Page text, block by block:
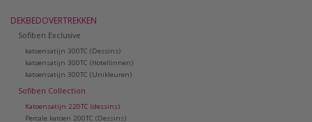
DEKBEDOVERTREKKEN
Sofiben Exclusive
katoensatijn 300TC (Dessins)
katoensatijn 300TC (Hotellinnen)
katoensatijn 300TC (Unikleuren)
Sofiben Collection
Katoensatijn 220TC (dessins)
Percale katoen 200TC (Dessins)